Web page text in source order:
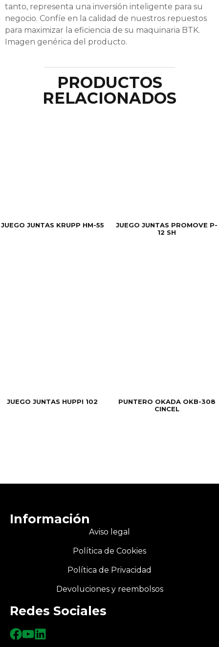
tanto, representa una inversión inteligente para su
negocio. Confíe en la calidad de nuestros repuestos
para maximizar la eficiencia de su maquinaria BTK.
Imagen genérica del producto.
PRODUCTOS
RELACIONADOS
JUEGO JUNTAS KRUPP HM-55
JUEGO JUNTAS PROMOVE P-
12 SH
JUEGO JUNTAS HUPPI 102
PUNTERO OKADA OKB-308
CINCEL
Información
Aviso legal
Política de Cookies
Política de Privacidad
Devoluciones y reembolsos
Redes Sociales